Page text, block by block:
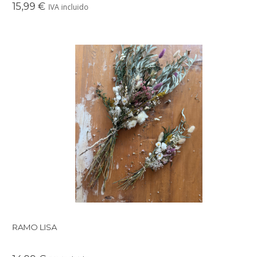
15,99 € IVA incluido
Precioso ramo de flores preservadas en tonos suaves y
delicados, perfectos para crear un ambiente cálido en
cualquier rincón de tu casa.
RAMO LISA